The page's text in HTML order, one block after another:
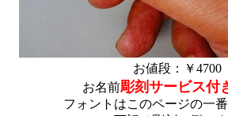
お値段：￥4700
お名前彫刻サービス付
フォントはこのページの一番